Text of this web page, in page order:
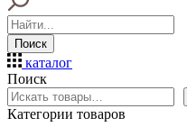
Поиск
каталог
Поиск
Категории товаров